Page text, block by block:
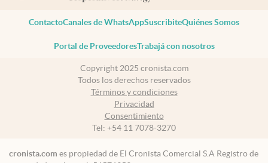
ContactoCanales de WhatsAppSuscribiteQuiénes Somos
Portal de ProveedoresTrabajá con nosotros
Copyright 2025 cronista.com
Todos los derechos reservados
Términos y condiciones
Privacidad
Consentimiento
Tel: +54 11 7078-3270
cronista.com es propiedad de El Cronista Comercial S.A Registro de